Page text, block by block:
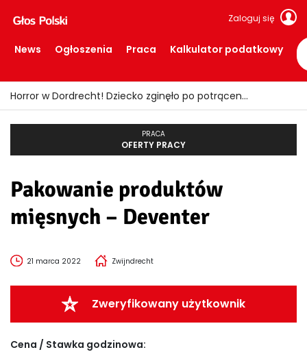
Zaloguj się
News Ogłoszenia Praca Kalkulator podatkowy
Horror w Dordrecht! Dziecko zginęło po potrąceniu przez busa
PRACA
OFERTY PRACY
Pakowanie produktów
mięsnych – Deventer
21 marca 2022 Zwijndrecht
Zweryfikowany użytkownik
Cena / Stawka godzinowa: